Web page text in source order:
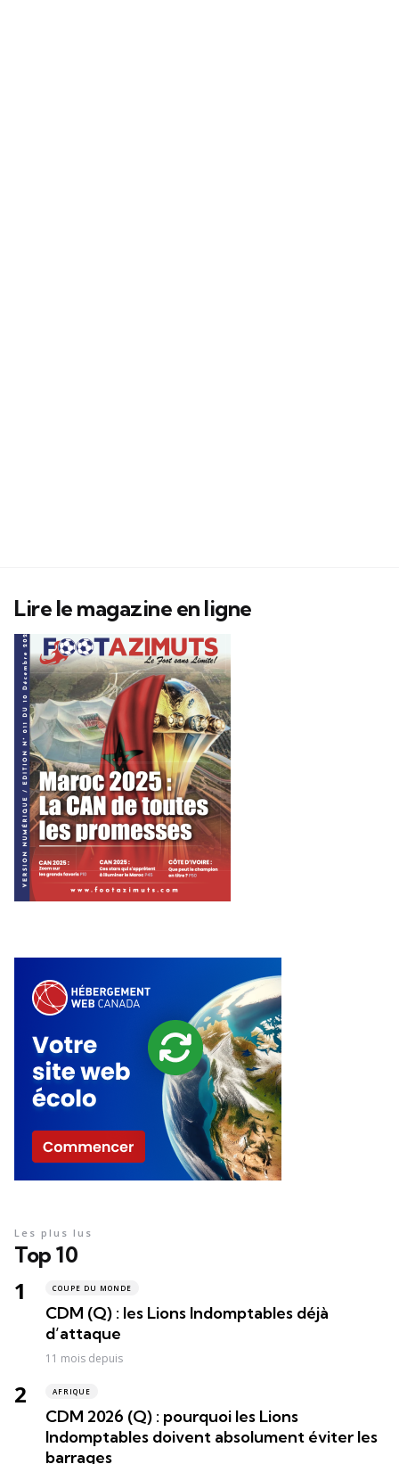
Lire le magazine en ligne
Top 10
Les plus lus
COUPE DU MONDE
CDM (Q) : les Lions Indomptables déjà
d’attaque
11 mois depuis
AFRIQUE
CDM 2026 (Q) : pourquoi les Lions
Indomptables doivent absolument éviter les
barrages